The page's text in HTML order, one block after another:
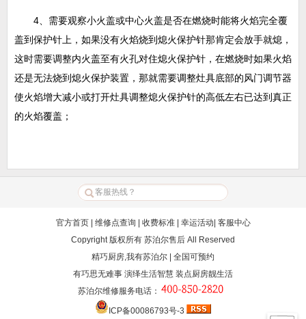
4、需要观察小火盖或中心火盖是否在燃烧时能将火焰完全覆
盖到保护针上，如果没有火焰烧到熄火保护针那肯定会放手就熄，
这时需要调整内火盖至有火孔对住熄火保护针，在燃烧时如果火焰
还是无法烧到熄火保护装置，那就需要调整灶具底部的风门调节器
使火焰增大减小或打开灶具调整熄火保护针的高低左右已达到真正
的火焰覆盖；
官方首页| 维修点查询 收费标准| 幸运活动 客服中心
Copyright 版权所有 苏泊尔售后 All Reserved
精巧厨房,我有苏泊尔 | 全国可预约
有巧思无难事 演绎生活智慧 装点厨房靓生活
苏泊尔维修服务电话 ：
ICP备00086793号-3